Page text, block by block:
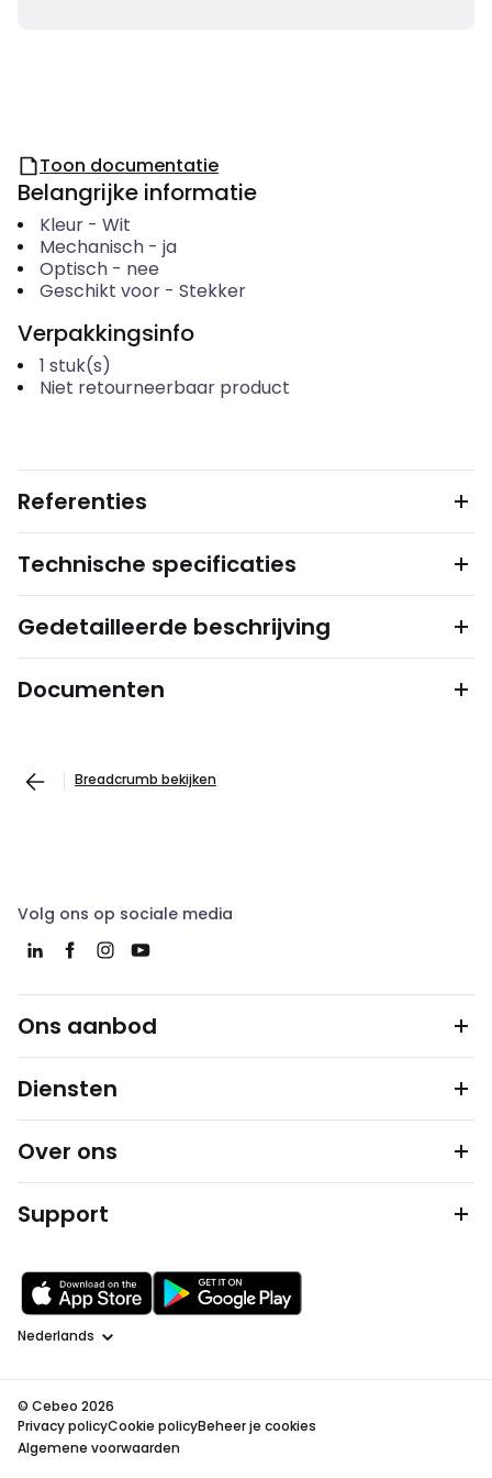
Toon documentatie
Belangrijke informatie
Kleur- Wit
Mechanisch- ja
Optisch- nee
Geschikt voor- Stekker
Verpakkingsinfo
1 stuk(s)
Niet retourneerbaar product
Referenties
Technische specificaties
Gedetailleerde beschrijving
Documenten
Breadcrumb bekijken
Volg ons op sociale media
Ons aanbod
Diensten
Over ons
Support
Taal
© Cebeo 2026
Privacy policyCookie policyBeheer je cookies
Algemene voorwaarden